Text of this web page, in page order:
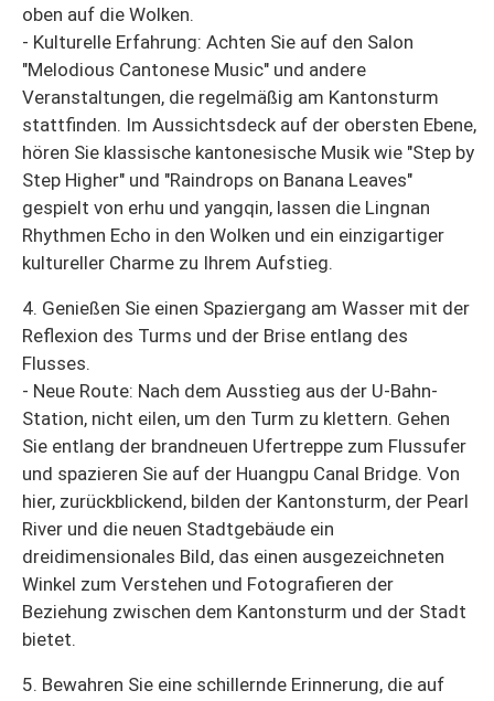
oben auf die Wolken.
- Kulturelle Erfahrung: Achten Sie auf den Salon
"Melodious Cantonese Music" und andere
Veranstaltungen, die regelmäßig am Kantonsturm
stattfinden. Im Aussichtsdeck auf der obersten Ebene,
hören Sie klassische kantonesische Musik wie "Step by
Step Higher" und "Raindrops on Banana Leaves"
gespielt von erhu und yangqin, lassen die Lingnan
Rhythmen Echo in den Wolken und ein einzigartiger
kultureller Charme zu Ihrem Aufstieg.
4. Genießen Sie einen Spaziergang am Wasser mit der
Reflexion des Turms und der Brise entlang des
Flusses.
- Neue Route: Nach dem Ausstieg aus der U-Bahn-
Station, nicht eilen, um den Turm zu klettern. Gehen
Sie entlang der brandneuen Ufertreppe zum Flussufer
und spazieren Sie auf der Huangpu Canal Bridge. Von
hier, zurückblickend, bilden der Kantonsturm, der Pearl
River und die neuen Stadtgebäude ein
dreidimensionales Bild, das einen ausgezeichneten
Winkel zum Verstehen und Fotografieren der
Beziehung zwischen dem Kantonsturm und der Stadt
bietet.
5. Bewahren Sie eine schillernde Erinnerung, die auf